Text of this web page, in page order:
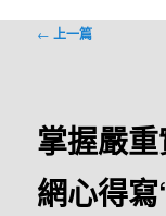
文
← 上一篇
掌握嚴
網心得